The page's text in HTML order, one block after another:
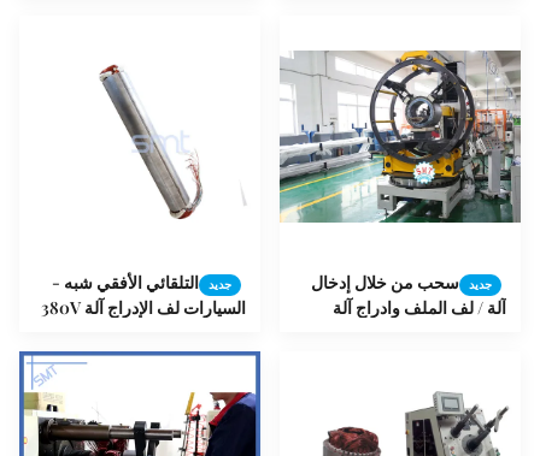
جديد
سحب من خلال إدخال
آلة / لف الملف وادراج آلة
جديد
التلقائي الأفقي شبه -
السيارات لف الإدراج آلة 380V